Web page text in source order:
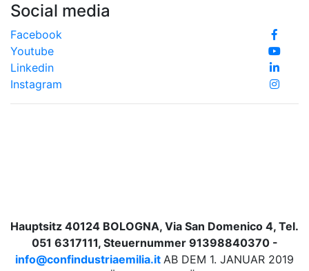
Social media
Facebook
Youtube
Linkedin
Instagram
Hauptsitz 40124 BOLOGNA, Via San Domenico 4, Tel.
051 6317111, Steuernummer 91398840370 -
info@confindustriaemilia.it AB DEM 1. JANUAR 2019